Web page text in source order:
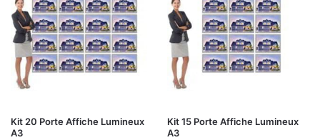
Kit 20 Porte Affiche Lumineux
A3
Kit 15 Porte Affiche Lumineux
A3